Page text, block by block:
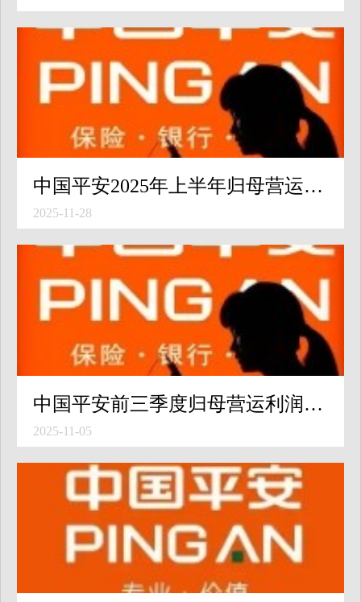
中国平安2025年上半年归母营运利润稳健增长，寿险及健康险新业务价值强劲增长39.8% 中期现金分红提升至每股0.95元
2025-11-28
中国平安前三季度归母营运利润增长显著向好，寿险及健康险新业务价值强劲增长46.2% 归母净利润第三季度同比大增45.4%
2025-11-05